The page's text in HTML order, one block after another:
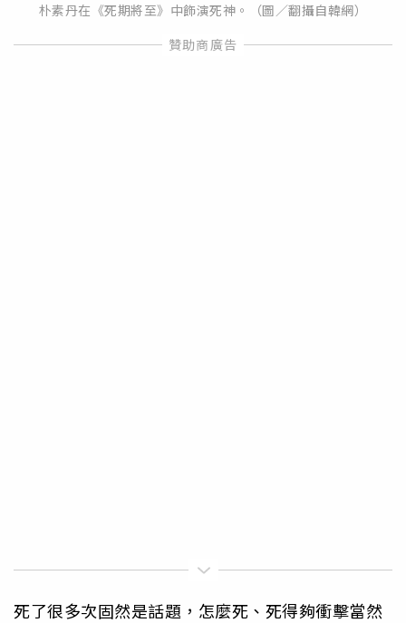
朴素丹在《死期將至》中飾演死神。（圖／翻攝自韓網）
死了很多次固然是話題，怎麼死、死得夠衝擊當然